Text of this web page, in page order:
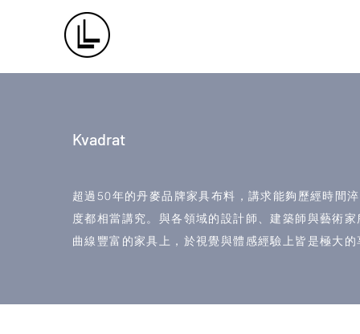
Kvadrat
超過50年的丹麥品牌家具布料，講求能夠歷經時間
度都相當講究。與各領域的設計師、建築師與藝術
曲線豐富的家具上，於視覺與體感經驗上皆是極大